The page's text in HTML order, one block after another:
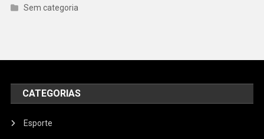
Sem categoria
CATEGORIAS
Esporte